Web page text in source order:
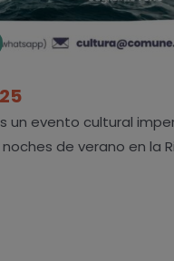
un evento cultural
de verano en la